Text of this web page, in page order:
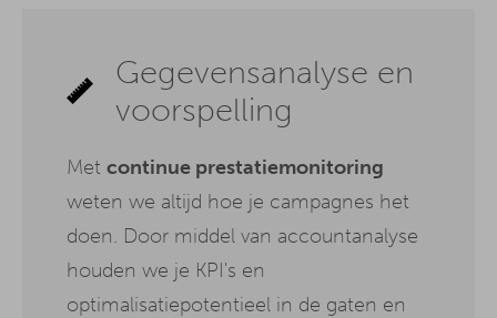
Gegevensanalyse en
voorspelling
Met continue prestatiemonitoring
weten we altijd hoe je campagnes het
doen. Door middel van accountanalyse
houden we je KPI's en
optimalisatiepotentieel in de gaten en